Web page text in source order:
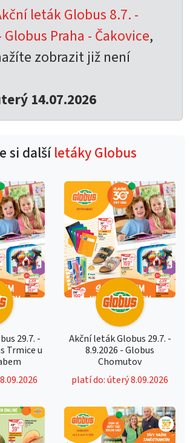
leták Globus 8.7. -
Globus Praha - Čakovice,
zobrazit již není
14.07.2026
si dalšíletáky Globus
29.7. -
Trmice u
Akční leták Globus 29.7. -
8.9.2026 - Globus
Chomutov
platí do: úterý 8.09.2026